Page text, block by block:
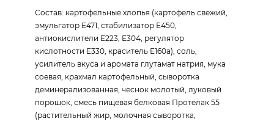
Состав: картофельные хлопья (картофель свежий,
эмульгатор Е471, стабилизатор Е450,
антиокислители Е223, Е304, регулятор
кислотности Е330, краситель Е160а), соль,
усилитель вкуса и аромата глутамат натрия, мука
соевая, крахмал картофельный, сыворотка
деминерализованная, чеснок молотый, луковый
порошок, смесь пищевая белковая Протелак 55
(растительный жир, молочная сыворотка,